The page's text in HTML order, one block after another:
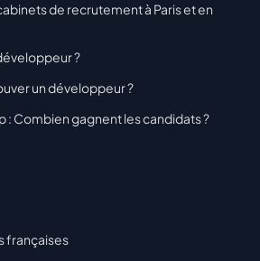
de recrutement à Paris et en
?
un développeur ?
: Combien gagnent les candidats ?
françaises